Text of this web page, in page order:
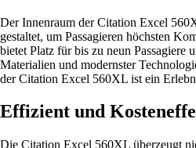
Der Innenraum der Citation Excel
gestaltet, um Passagieren höchsten
bietet Platz für bis zu neun Passagiere
Materialien und modernster
der Citation Excel 560XL ist ein
Effizient und
Die Citation Excel 560XL überzeugt